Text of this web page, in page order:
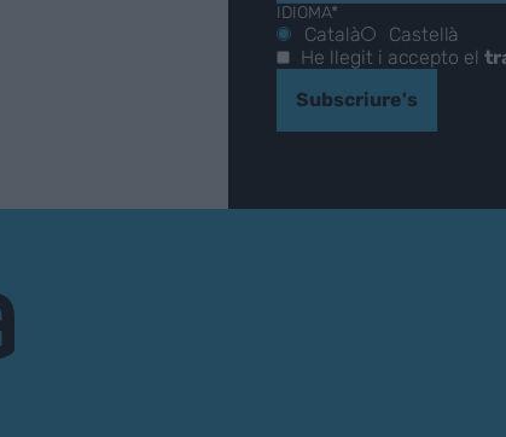
IDIOMA*
Català
Castellà
He llegit i accepto el
Subscriure's